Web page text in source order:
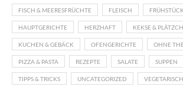
FISCH & MEERESFRÜCHTE FLEISCH FRÜHSTÜCK
HAUPTGERICHTE HERZHAFT KEKSE &
KUCHEN & GEBÄCK OFENGERICHTE OHNE
PIZZA & PASTA REZEPTE SALATE SUPPEN
TIPPS & TRICKS UNCATEGORIZED